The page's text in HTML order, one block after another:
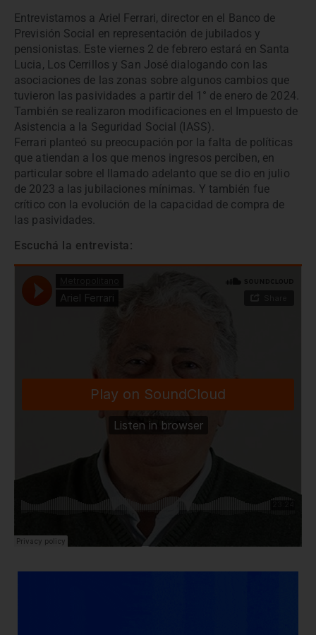
Entrevistamos a Ariel Ferrari, director en el Banco de
Previsión Social en representación de jubilados y
pensionistas. Este viernes 2 de febrero estará en Santa
Lucia, Los Cerrillos y San José dialogando con las
asociaciones de las zonas sobre algunos cambios que
tuvieron las pasividades a partir del 1° de enero de 2024.
También se realizaron modificaciones en el Impuesto de
Asistencia a la Seguridad Social (IASS).
Ferrari planteó su preocupación por la falta de políticas
que atiendan a los que menos ingresos perciben, en
particular sobre el llamado adelanto que se dio en julio
de 2023 a las jubilaciones mínimas. Y también fue
crítico con la evolución de la capacidad de compra de
las pasividades.
Escuchá la entrevista: